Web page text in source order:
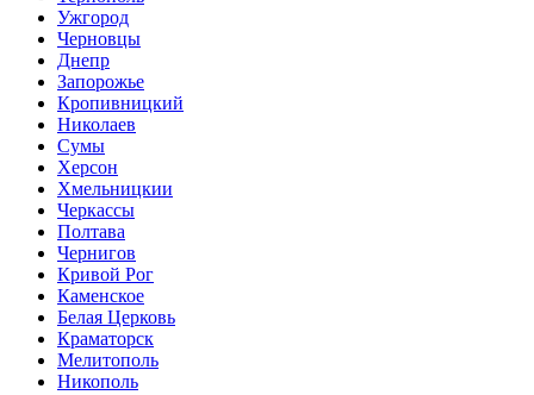
Ужгород
Черновцы
Днепр
Запорожье
Кропивницкий
Николаев
Сумы
Херсон
Хмельницкии
Черкассы
Полтава
Чернигов
Кривой Рог
Каменское
Белая Церковь
Краматорск
Мелитополь
Никополь